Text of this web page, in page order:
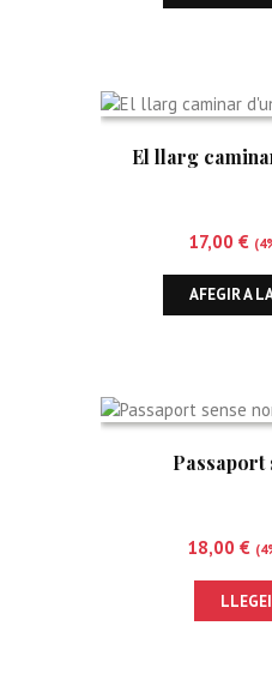
El llarg
17,00 €
AFEGIR A
Passaport
18,00 €